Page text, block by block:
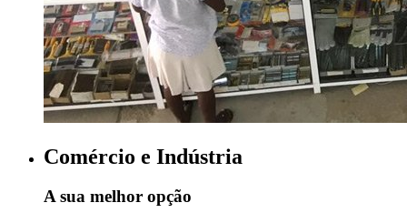
Comércio e Indústria
A sua melhor opção